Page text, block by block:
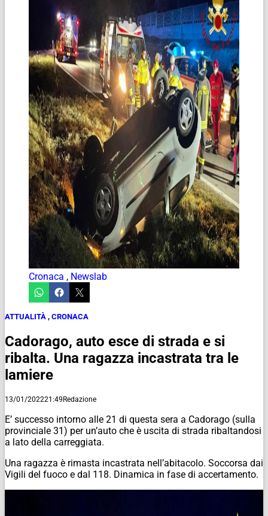
Cronaca , Newslab
ATTUALITÀ , CRONACA
Cadorago, auto esce di strada e si
ribalta. Una ragazza incastrata tra le
lamiere
13/01/202221:49Redazione
E’ successo intorno alle 21 di questa sera a Cadorago (sulla
provinciale 31) per un’auto che è uscita di strada ribaltandosi
a lato della carreggiata.
Una ragazza è rimasta incastrata nell’abitacolo. Soccorsa dai
Vigili del fuoco e dal 118. Dinamica in fase di accertamento.